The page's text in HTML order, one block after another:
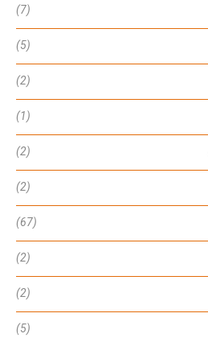
(7)
(5)
(2)
(1)
(2)
(2)
(67)
(2)
(2)
(5)